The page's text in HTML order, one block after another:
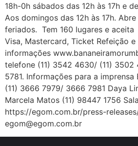
18h-0h sábados das 12h às 17h e
Aos domingos das 12h às 17h.
feriados. Tem 160 lugares e aceita
Visa, Mastercard, Ticket Refeição
informações
telefone (11) 3542 4630/ (11) 3502
5781. Informações para a imprensa
(11) 3666 7979/ 3666 7981 Daya
Marcela Matos (11) 98447 1756
https://egom.com.br/press-
egom@egom.com.br